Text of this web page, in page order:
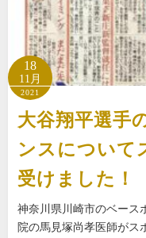
18
11月
2021
大谷翔平選手
ンスについて
受けました！
神奈川県川崎市のベース
院の馬見塚尚孝医師がス